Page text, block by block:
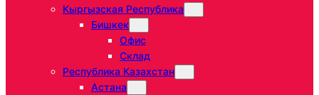
Кыргызская Республика
Бишкек
Офис
Склад
Республика Казахстан
Астана